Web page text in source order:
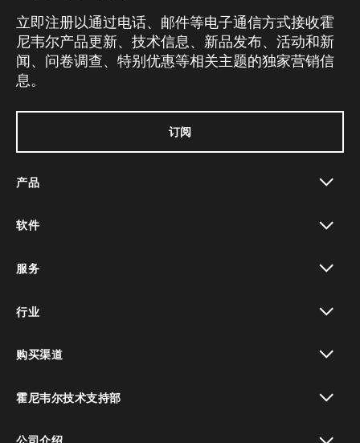
立即注册以通过电话、邮件等电子通信方式接收霍
尼韦尔产品更新、技术信息、新品发布、活动和新
闻、问卷调查、特别优惠等相关主题的独家营销信
息。
订阅
产品
软件
服务
行业
购买渠道
霍尼韦尔技术支持部